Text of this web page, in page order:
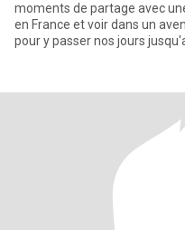
moments de partage avec
en France et voir dans un
pour y passer nos jours